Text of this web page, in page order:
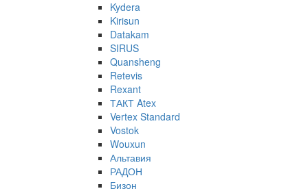
Kydera
Kirisun
Datakam
SIRUS
Quansheng
Retevis
Rexant
ТАКТ Atex
Vertex Standard
Vostok
Wouxun
Альтавия
РАДОН
Бизон